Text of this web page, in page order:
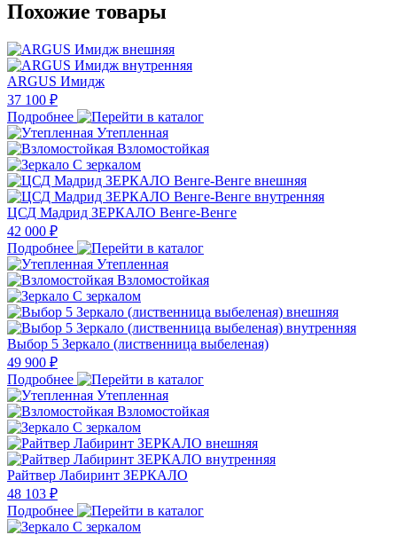
Похожие товары
ARGUS Имидж
37 100 ₽
Подробнее
Утепленная
Взломостойкая
С зеркалом
ЦСД Мадрид ЗЕРКАЛО Венге-Венге
42 000 ₽
Подробнее
Утепленная
Взломостойкая
С зеркалом
Выбор 5 Зеркало (лиственница выбеленая)
49 900 ₽
Подробнее
Утепленная
Взломостойкая
С зеркалом
Райтвер Лабиринт ЗЕРКАЛО
48 103 ₽
Подробнее
С зеркалом